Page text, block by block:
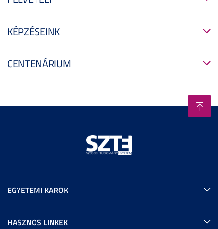
KÉPZÉSEINK
CENTENÁRIUM
EGYETEMI KAROK
HASZNOS LINKEK